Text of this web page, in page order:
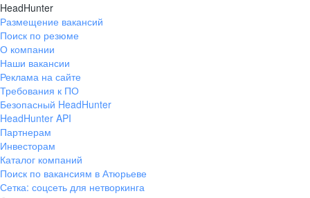
HeadHunter
Размещение вакансий
Поиск по резюме
О компании
Наши вакансии
Реклама на сайте
Требования к ПО
Безопасный HeadHunter
HeadHunter API
Партнерам
Инвесторам
Каталог компаний
Поиск по вакансиям в Атюрьеве
Сетка: соцсеть для нетворкинга